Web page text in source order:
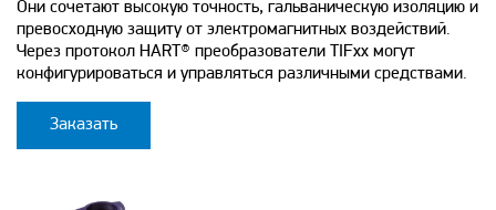
Они сочетают высокую точность, гальваническую изоляцию и
превосходную защиту от электромагнитных воздействий.
Через протокол HART® преобразователи ТIFxx могут
конфигурироваться и управляться различными средствами.
Заказать